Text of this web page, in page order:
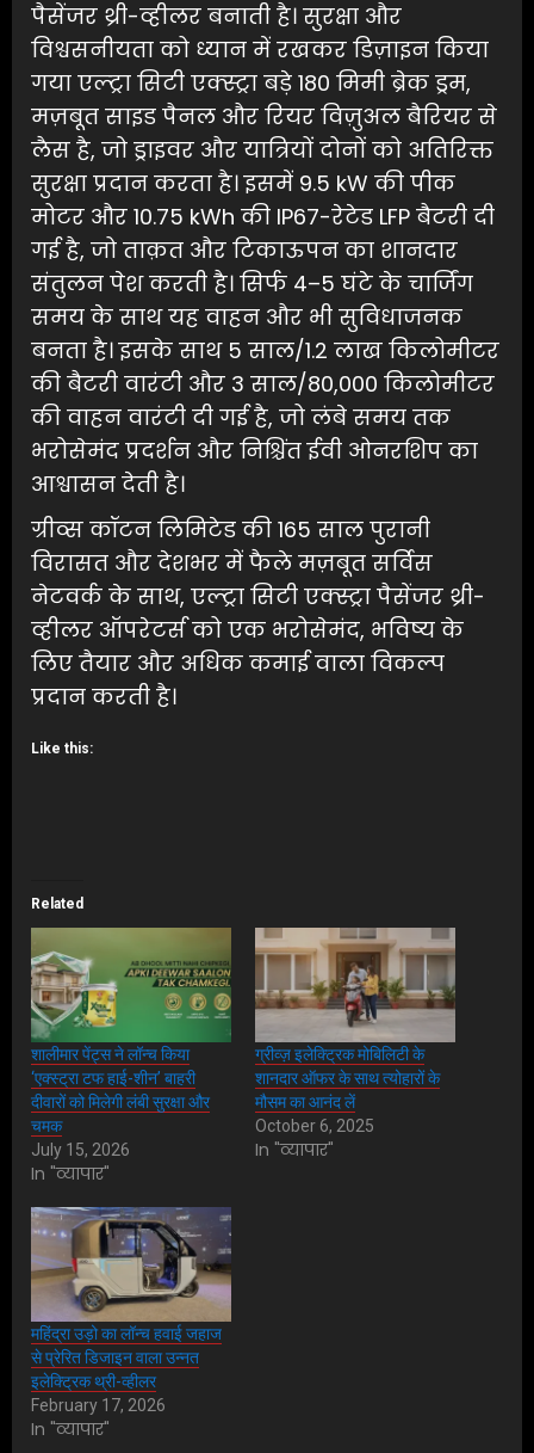
पैसेंजर थ्री-व्हीलर बनाती है। सुरक्षा और
विश्वसनीयता को ध्यान में रखकर डिज़ाइन किया
गया एल्ट्रा सिटी एक्स्ट्रा बड़े 180 मिमी ब्रेक ड्रम,
मज़बूत साइड पैनल और रियर विज़ुअल बैरियर से
लैस है, जो ड्राइवर और यात्रियों दोनों को अतिरिक्त
सुरक्षा प्रदान करता है। इसमें 9.5 kW की पीक
मोटर और 10.75 kWh की IP67-रेटेड LFP बैटरी दी
गई है, जो ताक़त और टिकाऊपन का शानदार
संतुलन पेश करती है। सिर्फ 4–5 घंटे के चार्जिंग
समय के साथ यह वाहन और भी सुविधाजनक
बनता है। इसके साथ 5 साल/1.2 लाख किलोमीटर
की बैटरी वारंटी और 3 साल/80,000 किलोमीटर
की वाहन वारंटी दी गई है, जो लंबे समय तक
भरोसेमंद प्रदर्शन और निश्चिंत ईवी ओनरशिप का
आश्वासन देती है।
ग्रीव्स कॉटन लिमिटेड की 165 साल पुरानी
विरासत और देशभर में फैले मज़बूत सर्विस
नेटवर्क के साथ, एल्ट्रा सिटी एक्स्ट्रा पैसेंजर थ्री-
व्हीलर ऑपरेटर्स को एक भरोसेमंद, भविष्य के
लिए तैयार और अधिक कमाई वाला विकल्प
प्रदान करती है।
Like this:
Related
शालीमार पेंट्स ने लॉन्च किया
‘एक्स्ट्रा टफ हाई-शीन’ बाहरी
दीवारों को मिलेगी लंबी सुरक्षा और
चमक
July 15, 2026
In "व्यापार"
ग्रीव्ज़ इलेक्ट्रिक मोबिलिटी के
शानदार ऑफर के साथ त्योहारों के
मौसम का आनंद लें
October 6, 2025
In "व्यापार"
महिंद्रा उड़ो का लॉन्च हवाई जहाज
से प्रेरित डिजाइन वाला उन्नत
इलेक्ट्रिक थ्री-व्हीलर
February 17, 2026
In "व्यापार"